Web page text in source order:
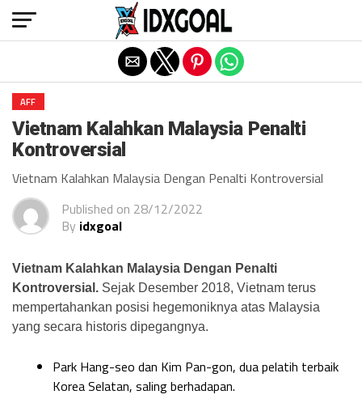
AFF
Vietnam Kalahkan Malaysia Penalti
Kontroversial
Vietnam Kalahkan Malaysia Dengan Penalti Kontroversial
Published on 28/12/2022
By idxgoal
Vietnam Kalahkan Malaysia Dengan Penalti
Kontroversial. Sejak Desember 2018, Vietnam terus
mempertahankan posisi hegemoniknya atas Malaysia
yang secara historis dipegangnya.
Park Hang-seo dan Kim Pan-gon, dua pelatih terbaik
Korea Selatan, saling berhadapan.
Exit mobile version